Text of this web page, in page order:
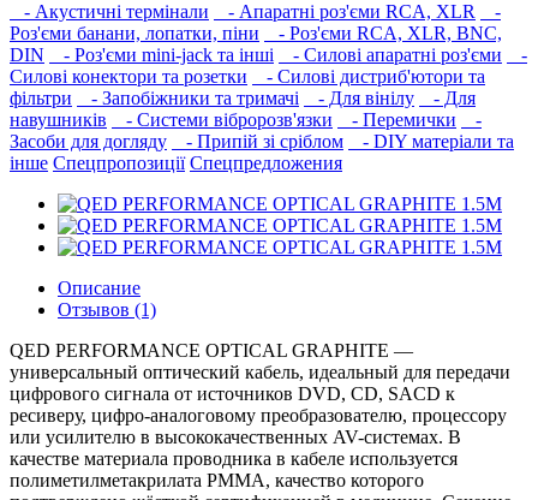
- Акустичні термінали - Апаратні роз'єми RCA, XLR
-
Роз'єми банани, лопатки, піни
- Роз'єми RCA, XLR, BNC,
DIN
- Роз'єми mini-jack та інші - Силові апаратні роз'єми
-
Силові конектори та розетки
- Силові дистриб'ютори та
фільтри
- Запобіжники та тримачі - Для вінілу
- Для
навушників‎
- Системи вібророзв'язки - Перемички
-
Засоби для догляду
- Припій зі сріблом
- DIY матеріали та
інше Спецпропозиції Спецпредложения
Описание
Отзывов (1)
QED PERFORMANCE OPTICAL GRAPHITE —
универсальный оптический кабель, идеальный для передачи
цифрового сигнала от источников DVD, CD, SACD к
ресиверу, цифро-аналоговому преобразователю, процессору
или усилителю в высококачественных AV-системах. В
качестве материала проводника в кабеле используется
полиметилметакрилата PMMA, качество которого